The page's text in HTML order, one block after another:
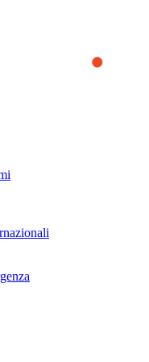
you the best experience
website, you accept
the website is used and
or to find out how